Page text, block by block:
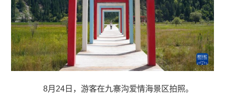
8月24日，游客在九寨沟爱情海景区拍照。